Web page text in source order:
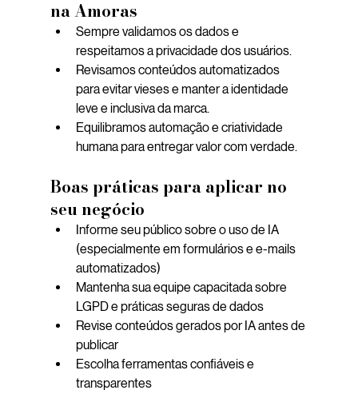
na Amoras
Sempre validamos os dados e
respeitamos a privacidade dos usuários.
Revisamos conteúdos automatizados
para evitar vieses e manter a identidade
leve e inclusiva da marca.
Equilibramos automação e criatividade
humana para entregar valor com verdade.
Boas práticas para aplicar no
seu negócio
Informe seu público sobre o uso de IA
(especialmente em formulários e e-mails
automatizados)
Mantenha sua equipe capacitada sobre
LGPD e práticas seguras de dados
Revise conteúdos gerados por IA antes de
publicar
Escolha ferramentas confiáveis e
transparentes